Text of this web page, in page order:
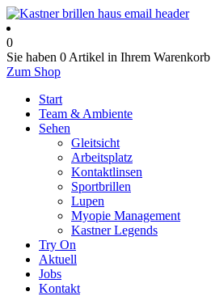
0
Sie haben 0 Artikel in Ihrem Warenkorb
Zum Shop
Start
Team & Ambiente
Sehen
Gleitsicht
Arbeitsplatz
Kontaktlinsen
Sportbrillen
Lupen
Myopie Management
Kastner Legends
Try On
Aktuell
Jobs
Kontakt